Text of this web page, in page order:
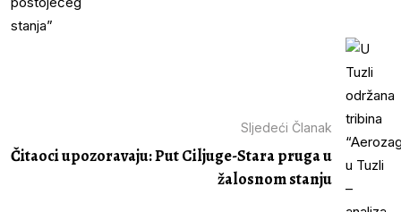
Sljedeći Članak
Čitaoci upozoravaju: Put Ciljuge-Stara pruga u
žalosnom stanju